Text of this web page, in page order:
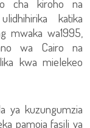
cha kiroho na
katika
mwaka wa1995,
wa Cairo na
kwa mielekeo
ya kuzungumzia
pamoja fasili ya